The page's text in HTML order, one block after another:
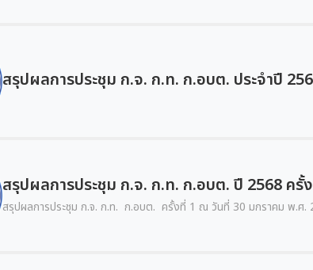
สรุปผลการประชุม ก.จ. ก.ท. ก.อบต. ประจำปี
สรุปผลการประชุม ก.จ. ก.ท. ก.อบต. ปี 2568 ครั้
สรุปผลการประชุม ก.จ. ก.ท. ก.อบต. ครั้งที่ 1 ณ วันที่ 30 มกราคม พ.ศ.